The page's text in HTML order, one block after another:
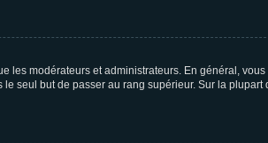
les modérateurs et administrateurs. En général,
seul but de passer au rang supérieur. Sur la plupart